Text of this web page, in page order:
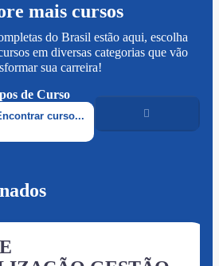
mais cursos
do Brasil estão aqui, escolha
em diversas categorias que vão
sua carreira!
de Curso